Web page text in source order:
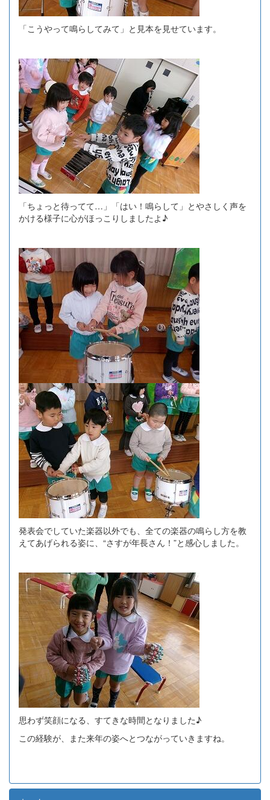
「こうやって鳴らしてみて」と見本を見せています。
「ちょっと待ってて…」「はい！鳴らして」とやさしく声を
かける様子に心がほっこりしましたよ♪
発表会でしていた楽器以外でも、全ての楽器の鳴らし方を教
えてあげられる姿に、“さすが年長さん！”と感心しました。
思わず笑顔になる、すてきな時間となりました♪
この経験が、また来年の姿へとつながっていきますね。